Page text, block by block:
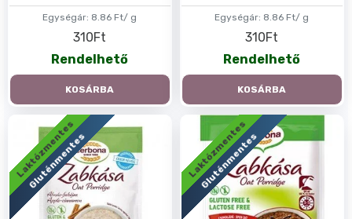
Egységár: 8.86 Ft/ g
310Ft
Rendelhető
KOSÁRBA
Egységár: 8.86 Ft/ g
310Ft
Rendelhető
KOSÁRBA
Laktózmentes
Gluténmentes Laktózmentes
Gluténmentes